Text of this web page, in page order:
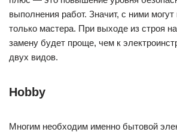
выполнения работ. Значит, с ними
только мастера. При выходе из строя
замену будет проще, чем к
двух видов.
Hobby
Многим необходим именно бытовой